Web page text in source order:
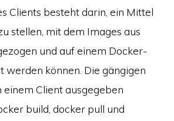
Clients besteht darin, ein Mittel
stellen, mit dem Images aus
und auf einem Docker-
werden können. Die gängigen
einem Client ausgegeben
build, docker pull und